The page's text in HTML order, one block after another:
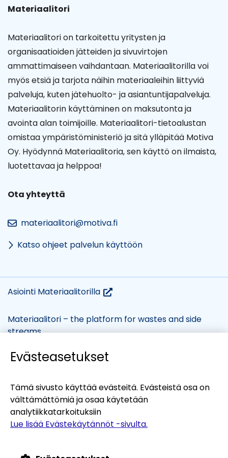
Materiaalitori
Materiaalitori on tarkoitettu yritysten ja
organisaatioiden jätteiden ja sivuvirtojen
ammattimaiseen vaihdantaan. Materiaalitorilla voi
myös etsiä ja tarjota näihin materiaaleihin liittyviä
palveluja, kuten jätehuolto- ja asiantuntijapalveluja.
Materiaalitorin käyttäminen on maksutonta ja
avointa alan toimijoille. Materiaalitori-tietoalustan
omistaa ympäristöministeriö ja sitä ylläpitää Motiva
Oy. Hyödynnä Materiaalitoria, sen käyttö on ilmaista,
luotettavaa ja helppoa!
Ota yhteyttä
materiaalitori@motiva.fi
Katso ohjeet palvelun käyttöön
Asiointi Materiaalitorilla(siirryt
palveluun)
Materiaalitori – the platform for wastes and side
streams
Evästekäytännöt Tietosuojaseloste
palveluun)
Yhteystiedot
Verkkopalvelukumppanit:
Evästeasetukset
Tämä sivusto käyttää evästeitä. Evästeistä osa on
välttämättömiä ja osaa käytetään
analytiikkatarkoituksiin
Lue lisää Evästekäytännöt -sivulta.